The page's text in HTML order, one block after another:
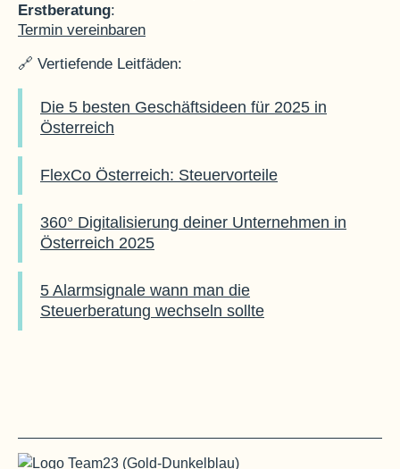
Erstberatung:
Termin vereinbaren
🔗 Vertiefende Leitfäden:
Die 5 besten Geschäftsideen für 2025 in
Österreich
FlexCo Österreich: Steuervorteile
360° Digitalisierung deiner Unternehmen in
Österreich 2025
5 Alarmsignale wann man die
Steuerberatung wechseln sollte